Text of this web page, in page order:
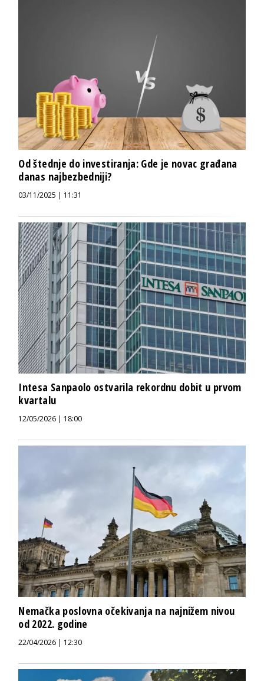
Od štednje do investiranja: Gde je novac građana
danas najbezbedniji?
03/11/2025 | 11:31
Intesa Sanpaolo ostvarila rekordnu dobit u prvom
kvartalu
12/05/2026 | 18:00
Nemačka poslovna očekivanja na najnižem nivou
od 2022. godine
22/04/2026 | 12:30